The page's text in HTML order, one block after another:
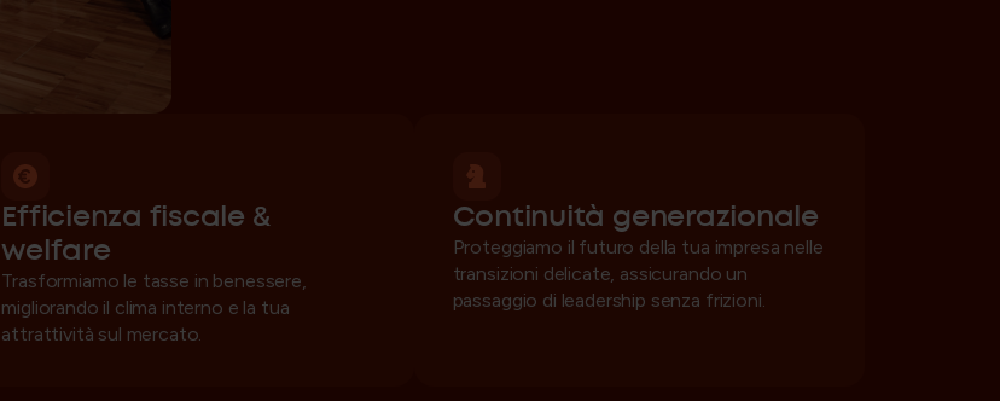
Efficienza fiscale &
welfare
Trasformiamo le tasse in benessere,
migliorando il clima interno e la tua
attrattività sul mercato.
Continuità generazionale
Proteggiamo il futuro della tua impresa nelle
transizioni delicate, assicurando un
passaggio di leadership senza frizioni.